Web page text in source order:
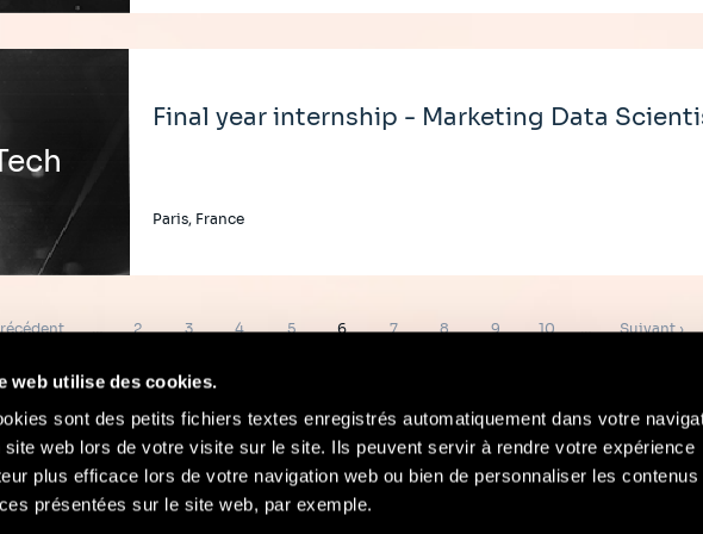
web utilise des cookies.
sont des petits fichiers textes enregistrés automatiquement dans votre
site web lors de votre visite sur le site. Ils peuvent servir à rendre votre expérience
plus efficace lors de votre navigation web ou bien de personnaliser les contenus
présentées sur le site web, par exemple.
Final year internship - Marketing Data
Paris, France
… Page
2 Page
3 Page
4 Page
5 Page
6 Page
7 Page
8 Page
9 Page
10 …
Page
Suivant ›
Contact Mentions Légales